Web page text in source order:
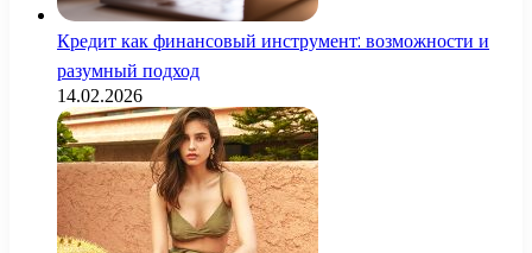
Кредит как финансовый инструмент: возможности и
разумный подход
14.02.2026